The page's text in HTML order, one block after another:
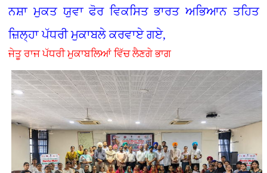
ਨਸ਼ਾ ਮੁਕਤ ਯੁਵਾ ਫੋਰ ਵਿਕਸਿਤ ਭਾਰਤ ਅਭਿਆਨ ਤਹਿਤ
ਜ਼ਿਲ੍ਹਾ ਪੱਧਰੀ ਮੁਕਾਬਲੇ ਕਰਵਾਏ ਗਏ,
ਜੇਤੂ ਰਾਜ ਪੱਧਰੀ ਮੁਕਾਬਲਿਆਂ ਵਿੱਚ ਲੈਣਗੇ ਭਾਗ